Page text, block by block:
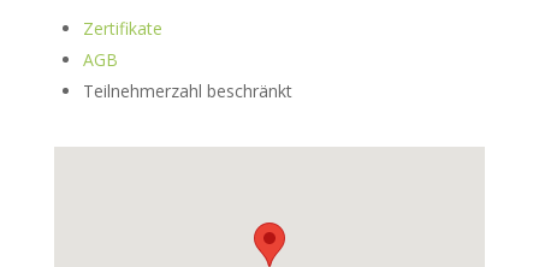
Zertifikate
AGB
Teilnehmerzahl beschränkt